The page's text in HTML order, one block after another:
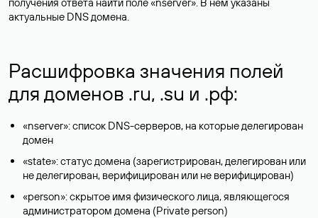
актуальные DNS домена.
Расшифровка значения полей
для доменов .ru, .su и .рф:
«nserver»: список DNS-серверов, на которые делегирован
домен
«state»: статус домена (зарегистрирован, делегирован или
не делегирован, верифицирован или не верифицирован)
«person»: скрытое имя физического лица, являющегося
администратором домена (Privatе person)